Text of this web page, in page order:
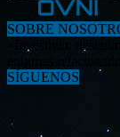
SOBRE
«Investigar,
enigmas
SÍGUENOS